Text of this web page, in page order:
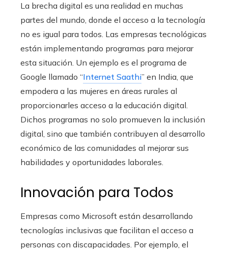
La brecha digital es una realidad en muchas
partes del mundo, donde el acceso a la tecnología
no es igual para todos. Las empresas tecnológicas
están implementando programas para mejorar
esta situación. Un ejemplo es el programa de
Google llamado “Internet Saathi” en India, que
empodera a las mujeres en áreas rurales al
proporcionarles acceso a la educación digital.
Dichos programas no solo promueven la inclusión
digital, sino que también contribuyen al desarrollo
económico de las comunidades al mejorar sus
habilidades y oportunidades laborales.
Innovación para Todos
Empresas como Microsoft están desarrollando
tecnologías inclusivas que facilitan el acceso a
personas con discapacidades. Por ejemplo, el